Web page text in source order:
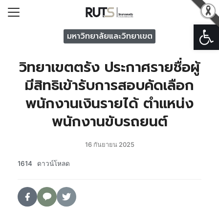
บวิทยาเขตตรัง
รวิทยาเขตตรัง
มหาวิทยาลัยและวิทยาเขต
วิทยาเขตตรัง ประกาศรายชื่อผู้
มีสิทธิเข้ารับการสอบคัดเลือก
พนักงานเงินรายได้ ตำแหน่ง
พนักงานขับรถยนต์
16 กันยายน 2025
1614 ดาวน์โหลด